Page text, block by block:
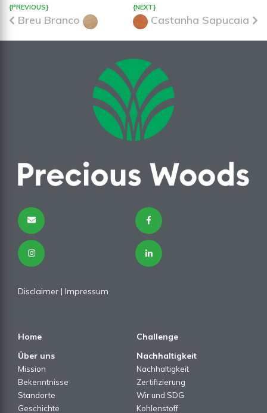
{PREVIOUS}
Breu Branco
{NEXT}
Castanha Sapucaia
Disclaimer | Impressum
Home
Challenge
Über uns
Mission
Bekenntnisse
Standorte
Geschichte
Nachhaltigkeit
Nachhaltigkeit
Zertifizierung
Wir und SDG
Kohlenstoff